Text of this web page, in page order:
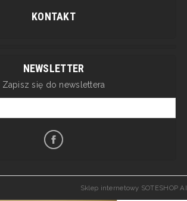
KONTAKT
NEWSLETTER
Zapisz się do newslettera
Sklep internetowy SOTESHOP AI